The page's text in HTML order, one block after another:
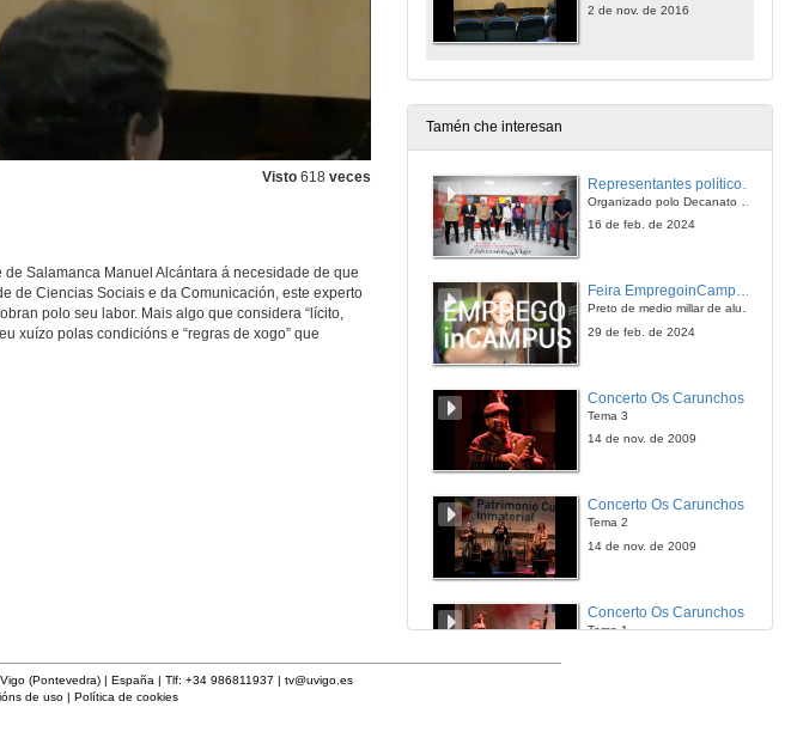
Visto 618 veces
Salamanca Manuel Alcántara á necesidade de que
de Ciencias Sociais e da Comunicación, este experto
polo seu labor. Mais algo que considera “lícito,
xuízo polas condicións e “regras de xogo” que
2 de nov. de 2016
Tamén che interesan
Organizado polo Decanato e a Delegación de Alumnado de Dirección e Xestión Pública e coa participación de candidatos de PP, BNG, PSOE, Sumar e Podemos
16 de feb. de 2024
Feira EmpregoinCampus Vigo 2024
Preto de medio millar de alumnas e alumnos buscan coñecer máis de preto as oportunidades que lles achegan as arredor de medio cento de empresas que participan na edición viguesa da feira. Xunto coa visita aos stands, durante a feria desenvólvense varias actividades complementarias, como obradoiros, conversas, mesas redondas ou o pasaporte de empregabilidade, un espazo no que poderán recibir asesoramento sobre o seu CV.
29 de feb. de 2024
Concerto Os Carunchos
Tema 3
14 de nov. de 2009
Concerto Os Carunchos
Tema 2
14 de nov. de 2009
Concerto Os Carunchos
Tema 1
(Pontevedra) | España | Tlf: +34 986811937 | tv@uvigo.es
de uso| Política de cookies